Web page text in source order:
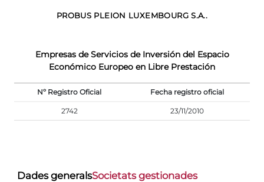
PROBUS PLEION LUXEMBOURG S.A..
Empresas de Servicios de Inversión del Espacio
Económico Europeo en Libre Prestación
Nº Registro Oficial Fecha registro oficial
2742 23/11/2010
Dades generalsSocietats gestionades